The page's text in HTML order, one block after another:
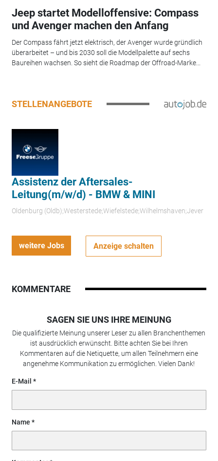
Jeep startet Modelloffensive: Compass
und Avenger machen den Anfang
Der Compass fährt jetzt elektrisch, der Avenger wurde gründlich
überarbeitet – und bis 2030 soll die Modellpalette auf sechs
Baureihen wachsen. So sieht die Roadmap der Offroad-Marke...
STELLENANGEBOTE
Assistenz der Aftersales-
Leitung(m/w/d) - BMW & MINI
Oldenburg (Oldb);Westerstede;Wiefelstede;Wilhelmshaven;Jever
weitere Jobs Anzeige schalten
KOMMENTARE
SAGEN SIE UNS IHRE MEINUNG
Die qualifizierte Meinung unserer Leser zu allen Branchenthemen
ist ausdrücklich erwünscht. Bitte achten Sie bei Ihren
Kommentaren auf die Netiquette, um allen Teilnehmern eine
angenehme Kommunikation zu ermöglichen. Vielen Dank!
E-Mail
Name